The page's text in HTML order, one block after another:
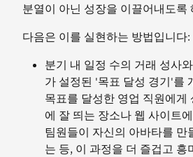
분열이 아닌 성장을 이끌어내도록
다음은 이를 실현하는 방법입니다:
분기 내 일정 수의 거래 성사
가 설정된 '목표 달성 경기'를
목표를 달성한 영업 직원에게
에 잘 띄는 장소나 웹 사이트
팀원들이 자신의 아바타를 만
는 등, 이 과정을 더 즐겁고 흥